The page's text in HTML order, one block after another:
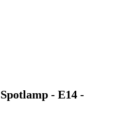
- E14 -